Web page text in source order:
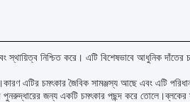
স্থায়িত্ব নিশ্চিত করে। এটি বিশেষভাবে আধুনিক দাঁতের
এটির চমৎকার জৈবিক সামঞ্জস্য আছে এবং এটি
পুনরুদ্ধারের জন্য একটি চমৎকার পছন্দ করে